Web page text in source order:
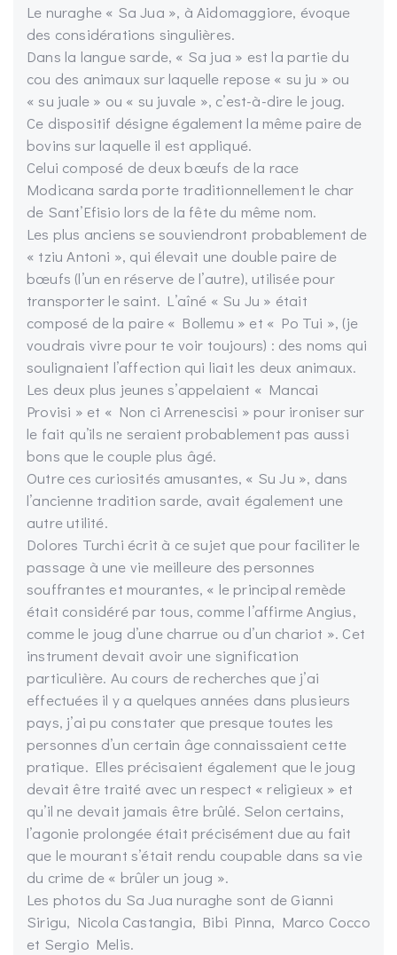
Le nuraghe « Sa Jua », à Aidomaggiore, évoque
des considérations singulières.
Dans la langue sarde, « Sa jua » est la partie du
cou des animaux sur laquelle repose « su ju » ou
« su juale » ou « su juvale », c’est-à-dire le joug.
Ce dispositif désigne également la même paire de
bovins sur laquelle il est appliqué.
Celui composé de deux bœufs de la race
Modicana sarda porte traditionnellement le char
de Sant’Efisio lors de la fête du même nom.
Les plus anciens se souviendront probablement de
« tziu Antoni », qui élevait une double paire de
bœufs (l’un en réserve de l’autre), utilisée pour
transporter le saint. L’aîné « Su Ju » était
composé de la paire « Bollemu » et « Po Tui », (je
voudrais vivre pour te voir toujours) : des noms qui
soulignaient l’affection qui liait les deux animaux.
Les deux plus jeunes s’appelaient « Mancai
Provisi » et « Non ci Arrenescisi » pour ironiser sur
le fait qu’ils ne seraient probablement pas aussi
bons que le couple plus âgé.
Outre ces curiosités amusantes, « Su Ju », dans
l’ancienne tradition sarde, avait également une
autre utilité.
Dolores Turchi écrit à ce sujet que pour faciliter le
passage à une vie meilleure des personnes
souffrantes et mourantes, « le principal remède
était considéré par tous, comme l’affirme Angius,
comme le joug d’une charrue ou d’un chariot ». Cet
instrument devait avoir une signification
particulière. Au cours de recherches que j’ai
effectuées il y a quelques années dans plusieurs
pays, j’ai pu constater que presque toutes les
personnes d’un certain âge connaissaient cette
pratique. Elles précisaient également que le joug
devait être traité avec un respect « religieux » et
qu’il ne devait jamais être brûlé. Selon certains,
l’agonie prolongée était précisément due au fait
que le mourant s’était rendu coupable dans sa vie
du crime de « brûler un joug ».
Les photos du Sa Jua nuraghe sont de Gianni
Sirigu, Nicola Castangia, Bibi Pinna, Marco Cocco
et Sergio Melis.